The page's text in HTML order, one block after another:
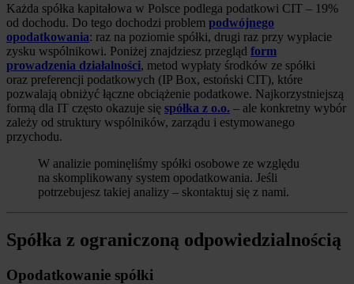
Każda spółka kapitałowa w Polsce podlega podatkowi CIT – 19%
od dochodu. Do tego dochodzi problem podwójnego
opodatkowania: raz na poziomie spółki, drugi raz przy wypłacie
zysku wspólnikowi. Poniżej znajdziesz przegląd form
prowadzenia działalności, metod wypłaty środków ze spółki
oraz preferencji podatkowych (IP Box, estoński CIT), które
pozwalają obniżyć łączne obciążenie podatkowe. Najkorzystniejszą
formą dla IT często okazuje się spółka z o.o. – ale konkretny wybór
zależy od struktury wspólników, zarządu i estymowanego
przychodu.
W analizie pominęliśmy spółki osobowe ze względu
na skomplikowany system opodatkowania. Jeśli
potrzebujesz takiej analizy – skontaktuj się z nami.
Spółka z ograniczoną odpowiedzialnością
Opodatkowanie spółki